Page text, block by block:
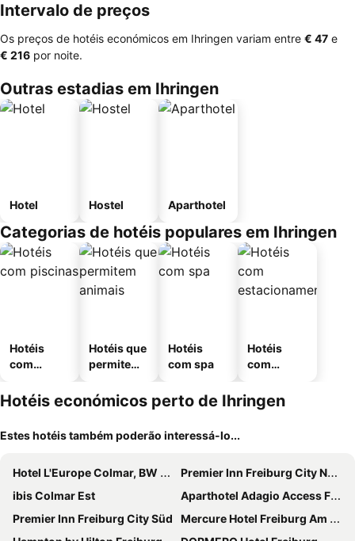
Intervalo de preços
Os preços de hotéis económicos em Ihringen variam entre ‎€ 47 e
‎€ 216 por noite.
Outras estadias em Ihringen
Hotel Hostel Aparthotel
Categorias de hotéis populares em Ihringen
Hotéis
com
Hotéis que
permitem
Hotéis
com spa
Hotéis
com
mento
Hotéis económicos perto de Ihringen
Estes hotéis também poderão interessá-lo...
Hotel L'Europe Colmar, BW Signature Collection
Premier Inn Freiburg City Nord hotel
ibis Colmar Est
Aparthotel Adagio Access Freiburg
Premier Inn Freiburg City Süd
Mercure Hotel Freiburg Am Muenster